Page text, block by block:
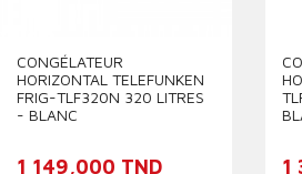
CONGÉLATEUR
HORIZONTAL TELEFUNKEN
FRIG-TLF320N 320 LITRES
- BLANC
1 149,000 TND 1